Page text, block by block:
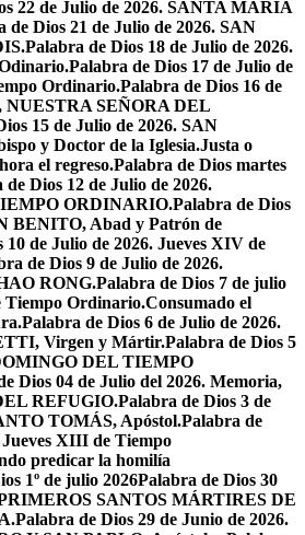
22 de Julio de 2026. SANTA MARÍA
de Dios 21 de Julio de 2026. SAN
Palabra de Dios 18 de Julio de 2026.
Palabra de Dios 17 de Julio de
Ordinario.Palabra de Dios 16 de
NUESTRA SEÑORA DEL
15 de Julio de 2026. SAN
y Doctor de la Iglesia.Justa o
el regreso.Palabra de Dios martes
de Dios 12 de Julio de 2026.
ORDINARIO.Palabra de Dios
BENITO, Abad y Patrón de
10 de Julio de 2026. Jueves XIV de
de Dios 9 de Julio de 2026.
RONG.Palabra de Dios 7 de julio
Tiempo Ordinario.Consumado el
Palabra de Dios 6 de Julio de 2026.
Virgen y Mártir.Palabra de Dios 5
DEL TIEMPO
Dios 04 de Julio del 2026. Memoria,
REFUGIO.Palabra de Dios 3 de
TOMÁS, Apóstol.Palabra de
XIII de Tiempo
predicar la homilía
1º de julio 2026Palabra de Dios 30
SANTOS MÁRTIRES DE
Palabra de Dios 29 de Junio de 2026.